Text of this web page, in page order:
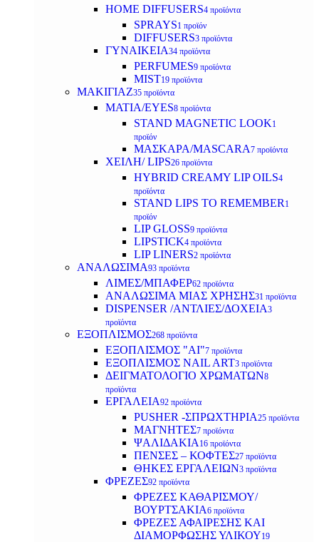
HOME DIFFUSERS4 προϊόντα
SPRAYS1 προϊόν
DIFFUSERS3 προϊόντα
ΓΥΝΑΙΚΕΙΑ34 προϊόντα
PERFUMES9 προϊόντα
MIST19 προϊόντα
ΜΑΚΙΓΙΑΖ35 προϊόντα
ΜΑΤΙΑ/EYES8 προϊόντα
STAND MAGNETIC LOOK1
προϊόν
ΜΑΣΚΑΡΑ/MASCARA7 προϊόντα
ΧΕΙΛΗ/ LIPS26 προϊόντα
HYBRID CREAMY LIP OILS4
προϊόντα
STAND LIPS TO REMEMBER 1
προϊόν
LIP GLOSS9 προϊόντα
LIPSTICK4 προϊόντα
LIP LINERS2 προϊόντα
ΑΝΑΛΩΣΙΜΑ93 προϊόντα
ΛΙΜΕΣ/ΜΠΑΦΕΡ62 προϊόντα
ΑΝΑΛΩΣΙΜΑ ΜΙΑΣ ΧΡΗΣΗΣ31 προϊόντα
DISPENSER /ΑΝΤΛΙΕΣ/ΔΟΧΕΙΑ3
προϊόντα
ΕΞΟΠΛΙΣΜΟΣ268 προϊόντα
ΕΞΟΠΛΙΣΜΟΣ "AI"7 προϊόντα
ΕΞΟΠΛΙΣΜΟΣ NAIL ART3 προϊόντα
ΔΕΙΓΜΑΤΟΛΟΓΙΟ ΧΡΩΜΑΤΩΝ8
προϊόντα
ΕΡΓΑΛΕΙΑ92 προϊόντα
PUSHER -ΣΠΡΩΧΤΗΡΙΑ25 προϊόντα
ΜΑΓΝΗΤΕΣ7 προϊόντα
ΨΑΛΙΔΑΚΙΑ 16 προϊόντα
ΠΕΝΣΕΣ – ΚΟΦΤΕΣ27 προϊόντα
ΘΗΚΕΣ ΕΡΓΑΛΕΙΩΝ3 προϊόντα
ΦΡΕΖΕΣ92 προϊόντα
ΦΡΕΖΕΣ ΚΑΘΑΡΙΣΜΟΥ/
ΒΟΥΡΤΣΑΚΙΑ6 προϊόντα
ΦΡΕΖΕΣ ΑΦΑΙΡΕΣΗΣ ΚΑΙ
ΔΙΑΜΟΡΦΩΣΗΣ ΥΛΙΚΟΥ19